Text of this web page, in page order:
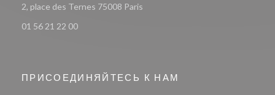
2, place des Ternes 75008 Paris
01 56 21 22 00
ПРИСОЕДИНЯЙТЕСЬ К НАМ